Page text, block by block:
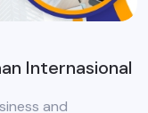
Internasional
and